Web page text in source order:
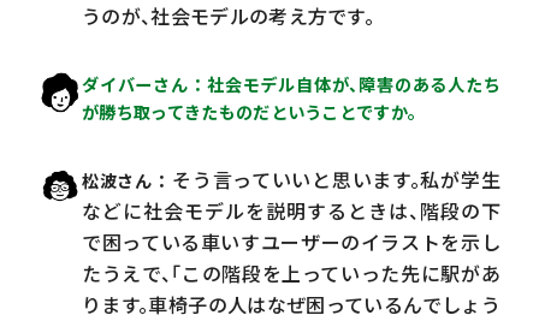
うのが、社会モデルの考え方です。
ダイバーさん
社会モデル自体が、障害のある人たち
が勝ち取ってきたものだということですか。
松波さん
そう言っていいと思います。私が学生
などに社会モデルを説明するときは、階段の下
で困っている車いすユーザーのイラストを示し
たうえで、「この階段を上っていった先に駅があ
ります。車椅子の人はなぜ困っているんでしょう